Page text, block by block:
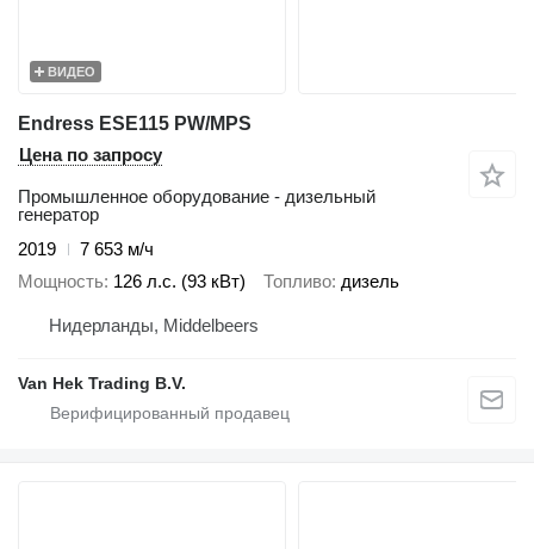
ВИДЕО
Endress ESE115 PW/MPS
Цена по запросу
Промышленное оборудование - дизельный
генератор
2019
7 653 м/ч
Мощность 126 л.с. (93 кВт) Топливо дизель
Нидерланды, Middelbeers
Van Hek Trading B.V.